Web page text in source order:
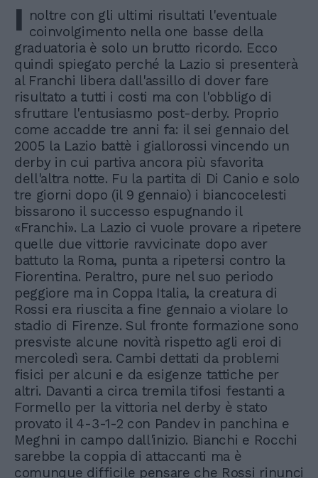
I noltre con gli ultimi risultati l'eventuale
coinvolgimento nella one basse della
graduatoria è solo un brutto ricordo. Ecco
quindi spiegato perché la Lazio si presenterà
al Franchi libera dall'assillo di dover fare
risultato a tutti i costi ma con l'obbligo di
sfruttare l'entusiasmo post-derby. Proprio
come accadde tre anni fa: il sei gennaio del
2005 la Lazio battè i giallorossi vincendo un
derby in cui partiva ancora più sfavorita
dell'altra notte. Fu la partita di Di Canio e solo
tre giorni dopo (il 9 gennaio) i biancocelesti
bissarono il successo espugnando il
«Franchi». La Lazio ci vuole provare a ripetere
quelle due vittorie ravvicinate dopo aver
battuto la Roma, punta a ripetersi contro la
Fiorentina. Peraltro, pure nel suo periodo
peggiore ma in Coppa Italia, la creatura di
Rossi era riuscita a fine gennaio a violare lo
stadio di Firenze. Sul fronte formazione sono
presviste alcune novità rispetto agli eroi di
mercoledì sera. Cambi dettati da problemi
fisici per alcuni e da esigenze tattiche per
altri. Davanti a circa tremila tifosi festanti a
Formello per la vittoria nel derby è stato
provato il 4-3-1-2 con Pandev in panchina e
Meghni in campo dall'inizio. Bianchi e Rocchi
sarebbe la coppia di attaccanti ma è
comunque difficile pensare che Rossi rinunci